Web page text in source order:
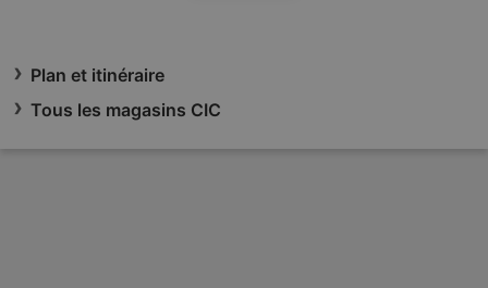
Plan et itinéraire
Tous les magasins CIC